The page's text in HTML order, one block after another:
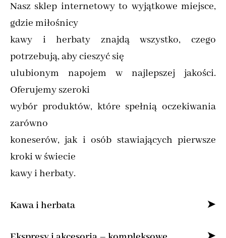
Nasz sklep internetowy to wyjątkowe miejsce,
gdzie miłośnicy
kawy i herbaty znajdą wszystko, czego
potrzebują, aby cieszyć się
ulubionym napojem w najlepszej jakości.
Oferujemy szeroki
wybór produktów, które spełnią oczekiwania
zarówno
koneserów, jak i osób stawiających pierwsze
kroki w świecie
kawy i herbaty.
Kawa i herbata